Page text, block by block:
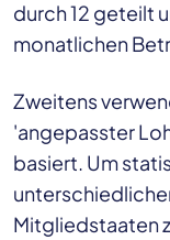
durch 12 geteilt
monatlichen
Zweitens
'angepasster
basiert. Um
Mitgliedstaaten